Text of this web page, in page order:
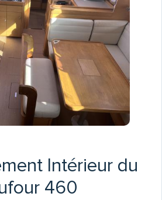
Intérieur du
460